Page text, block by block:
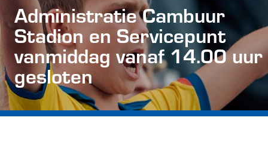
Administratie Cambuur
Stadion en Servicepunt
vanmiddag vanaf 14.00 uur
gesloten